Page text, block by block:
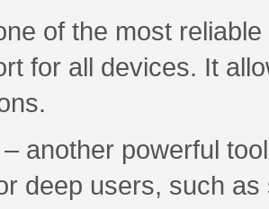
of the most
for all devices. It
another powerful
deep users, such